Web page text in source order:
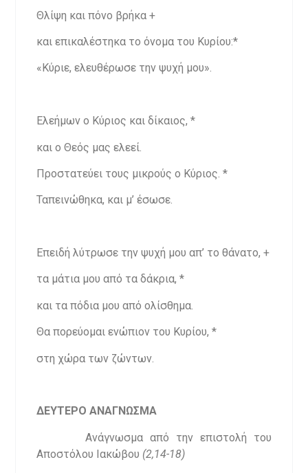
Θλίψη και πόνο βρήκα +
και επικαλέστηκα το όνομα του Κυρίου:*
«Κύριε, ελευθέρωσε την ψυχή μου».
Ελεήμων ο Κύριος και δίκαιος, *
και ο Θεός μας ελεεί.
Προστατεύει τους μικρούς ο Κύριος. *
Ταπεινώθηκα, και μ’ έσωσε.
Επειδή λύτρωσε την ψυχή μου απ’ το θάνατο, +
τα μάτια μου από τα δάκρια, *
και τα πόδια μου από ολίσθημα.
Θα πορεύομαι ενώπιον του Κυρίου, *
στη χώρα των ζώντων.
ΔΕΥΤΕΡΟ ΑΝΑΓΝΩΣΜΑ
Ανάγνωσμα από την επιστολή του
Αποστόλου Ιακώβου (2,14-18)